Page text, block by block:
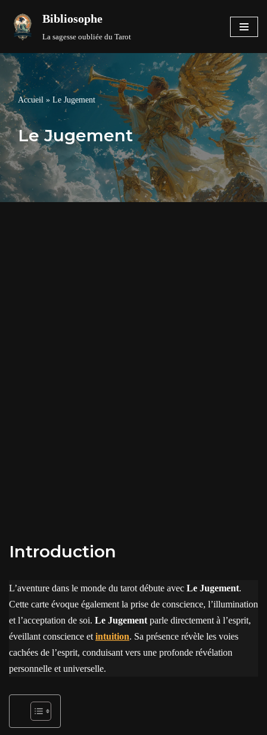
Aller
contenu
Bibliosophe
La sagesse oubliée du Tarot
Accueil » Le Jugement
Le Jugement
Introduction
L’aventure dans le monde du tarot débute avec Le Jugement.
Cette carte évoque également la prise de conscience, l’illumination
et l’acceptation de soi. Le Jugement parle directement à l’esprit,
éveillant conscience et intuition. Sa présence révèle les voies
cachées de l’esprit, conduisant vers une profonde révélation
personnelle et universelle.